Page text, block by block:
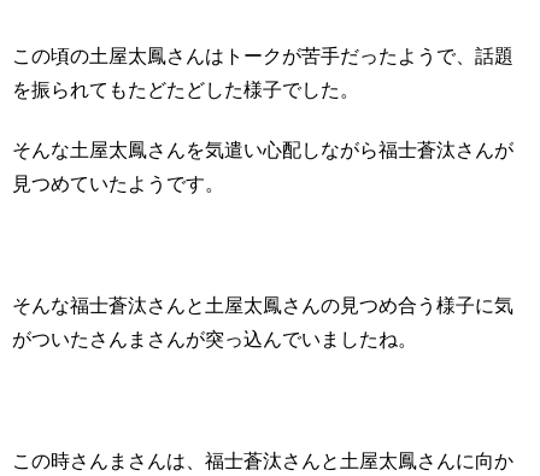
この頃の土屋太鳳さんはトークが苦手だったようで、話題
を振られてもたどたどした様子でした。
そんな土屋太鳳さんを気遣い心配しながら福士蒼汰さんが
見つめていたようです。
そんな福士蒼汰さんと土屋太鳳さんの見つめ合う様子に気
がついたさんまさんが突っ込んでいましたね。
この時さんまさんは、福士蒼汰さんと土屋太鳳さんに向か